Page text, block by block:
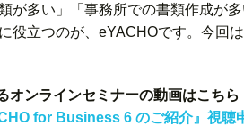
が多い」「事務所での書類作成が
役立つのが、eYACHOです。今回
オンラインセミナーの動画はこちら
for Business 6 のご紹介』視聴